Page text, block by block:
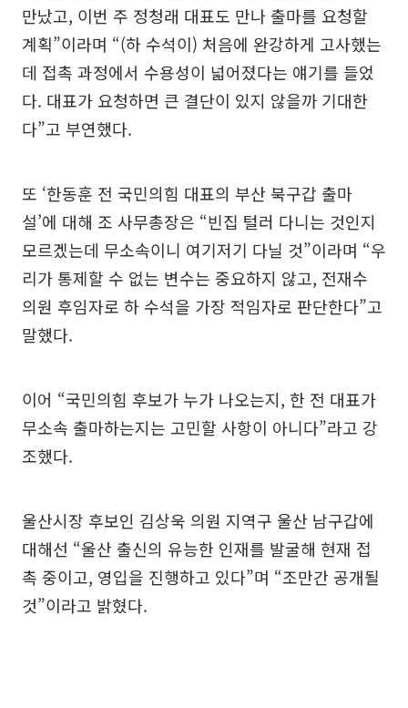
만났고, 이번 주 정청래 대표도 만나 출마를 요청할
계획”이라며 “(하 수석이) 처음에 완강하게 고사했는
데 접촉 과정에서 수용성이 넓어졌다는 얘기를 들었
다. 대표가 요청하면 큰 결단이 있지 않을까 기대한
다”고 부연했다.
또 ‘한동훈 전 국민의힘 대표의 부산 북구갑 출마
설’에 대해 조 사무총장은 “빈집 털러 다니는 것인지
모르겠는데 무소속이니 여기저기 다닐 것”이라며 “우
리가 통제할 수 없는 변수는 중요하지 않고, 전재수
의원 후임자로 하 수석을 가장 적임자로 판단한다”고
말했다.
이어 “국민의힘 후보가 누가 나오는지, 한 전 대표가
무소속 출마하는지는 고민할 사항이 아니다”라고 강
조했다.
울산시장 후보인 김상욱 의원 지역구 울산 남구갑에
대해선 “울산 출신의 유능한 인재를 발굴해 현재 접
촉 중이고, 영입을 진행하고 있다”며 “조만간 공개될
것”이라고 밝혔다.